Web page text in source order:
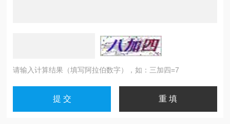
请输入计算结果（填写阿拉伯数字），如：三加四=7